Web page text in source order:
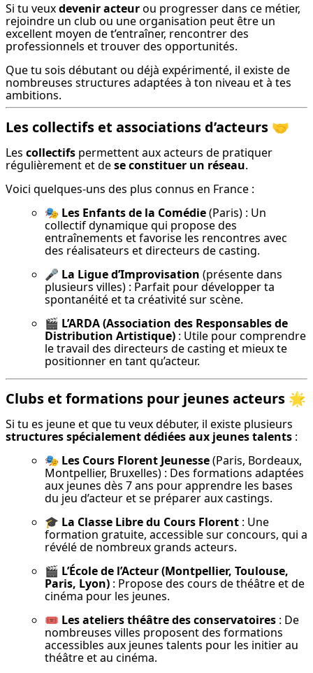
Si tu veux devenir acteur ou progresser dans ce métier,
rejoindre un club ou une organisation peut être un
excellent moyen de t’entraîner, rencontrer des
professionnels et trouver des opportunités.
Que tu sois débutant ou déjà expérimenté, il existe de
nombreuses structures adaptées à ton niveau et à tes
ambitions.
Les collectifs et associations d’acteurs 🤝
Les collectifs permettent aux acteurs de pratiquer
régulièrement et de se constituer un réseau.
Voici quelques-uns des plus connus en France :
🎭 Les Enfants de la Comédie (Paris) : Un
collectif dynamique qui propose des
entraînements et favorise les rencontres avec
des réalisateurs et directeurs de casting.
🎤 La Ligue d’Improvisation (présente dans
plusieurs villes) : Parfait pour développer ta
spontanéité et ta créativité sur scène.
🎬 L’ARDA (Association des Responsables de
Distribution Artistique) : Utile pour comprendre
le travail des directeurs de casting et mieux te
positionner en tant qu’acteur.
Clubs et formations pour jeunes acteurs 🌟
structures spécialement dédiées aux jeunes talents :
🎭 Les Cours Florent Jeunesse (Paris, Bordeaux,
Montpellier, Bruxelles) : Des formations adaptées
aux jeunes dès 7 ans pour apprendre les bases
du jeu d’acteur et se préparer aux castings.
🎓 La Classe Libre du Cours Florent : Une
formation gratuite, accessible sur concours, qui a
révélé de nombreux grands acteurs.
🎬 L’École de l’Acteur (Montpellier, Toulouse,
Paris, Lyon) : Propose des cours de théâtre et de
cinéma pour les jeunes.
🎟 Les ateliers théâtre des conservatoires : De
nombreuses villes proposent des formations
accessibles aux jeunes talents pour les initier au
théâtre et au cinéma.